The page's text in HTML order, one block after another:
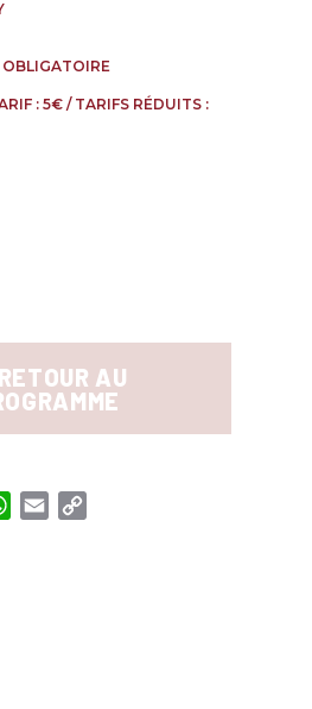
: 5€ / TARIFS RÉDUITS :
RETOUR AU
WhatsApp
Email